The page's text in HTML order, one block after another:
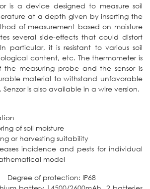
is a device designed to measure soil
at a depth given by inserting the
of measurement based on moisture
several side-effects that could distort
particular, it is resistant to various soil
content, etc. The thermometer is
measuring probe and the sensor is
material to withstand unfavorable
is also available in a wire version.
of soil moisture
or harvesting suitability
incidence and pests for individual
model
of protection: IP68